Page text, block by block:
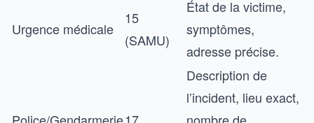
Urgence médicale
15
(SAMU)
État de la victime,
symptômes,
adresse précise.
Police/Gendarmerie17
Description de
l’incident, lieu exact,
nombre de